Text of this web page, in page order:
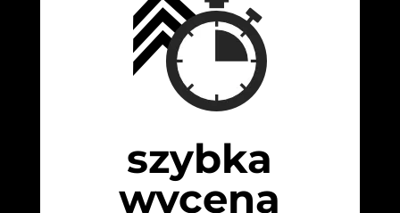
szybka
wycena